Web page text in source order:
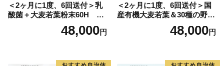
＜2ヶ月に1度、6回送付＞乳
酸菌＋大麦若葉粉末60H 山
48,000円
＜2ヶ月に1度、6回送付＞国
産有機大麦若葉＆30種の野
菜 山本漢方 定期便
48,000円